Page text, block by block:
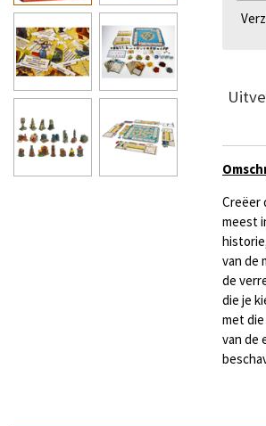
Creëer
meest
van de
de
die je
met
van de